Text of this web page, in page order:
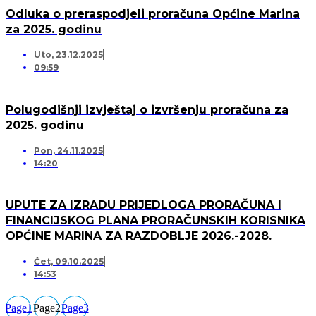
Odluka o preraspodjeli proračuna Općine Marina
za 2025. godinu
Uto, 23.12.2025
09:59
Polugodišnji izvještaj o izvršenju proračuna za
2025. godinu
Pon, 24.11.2025
14:20
UPUTE ZA IZRADU PRIJEDLOGA PRORAČUNA I
FINANCIJSKOG PLANA PRORAČUNSKIH KORISNIKA
OPĆINE MARINA ZA RAZDOBLJE 2026.-2028.
Čet, 09.10.2025
14:53
Page1Page2Page3